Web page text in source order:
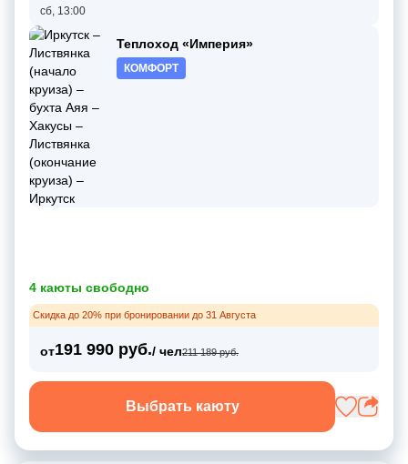
сб, 13:00
Теплоход «Империя»
КОМФОРТ
4 каюты свободно
Скидка до 20% при бронировании до 31 Августа
от191 990 руб./ чел211 189 руб.
Выбрать каюту